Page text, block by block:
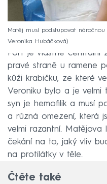
Matěj musí podstupovat náročnou
Veronika Hubáčková
Port je vlastně centrální
pravé straně u ramene
kůži krabičku, ze které
Veroniku bylo a je velmi
syn je hemofilik a musí
a různá omezení, která
velmi razantní.
čekání na to, jaký vliv
na protilátky v těle.
Čtěte také